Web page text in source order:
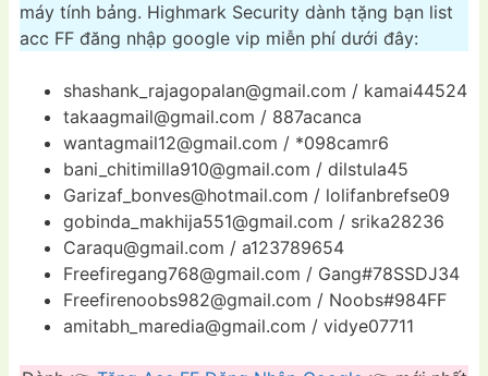
máy tính bảng. Highmark Security dành tặng bạn list
acc FF đăng nhập google vip miễn phí dưới đây:
shashank_rajagopalan@gmail.com / kamai44524
takaagmail@gmail.com / 887acanca
wantagmail12@gmail.com / *098camr6
bani_chitimilla910@gmail.com / dilstula45
Garizaf_bonves@hotmail.com / lolifanbrefse09
gobinda_makhija551@gmail.com / srika28236
Caraqu@gmail.com / a123789654
Freefiregang768@gmail.com / Gang#78SSDJ34
Freefirenoobs982@gmail.com / Noobs#984FF
amitabh_maredia@gmail.com / vidye07711